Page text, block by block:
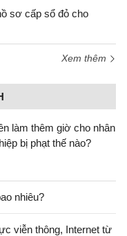
sơ cấp sổ đỏ cho
Xem thêm
làm thêm giờ cho nhân
bị phạt thế nào?
nhiêu?
viễn thông, Internet từ